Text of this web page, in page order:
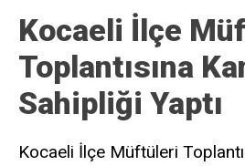
Kocaeli İlçe
Toplantısına
Sahipliği Yaptı
Kocaeli İlçe Müftüleri